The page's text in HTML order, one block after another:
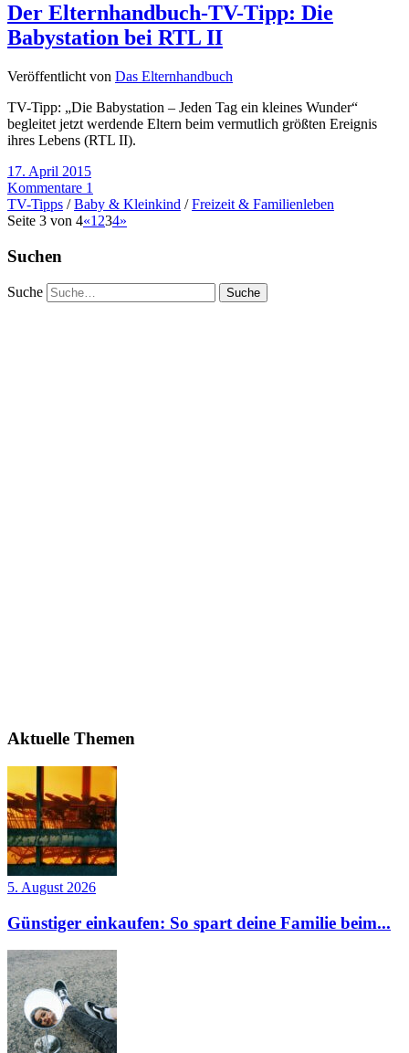
Der Elternhandbuch-TV-Tipp: Die
Babystation bei RTL II
Veröffentlicht von Das Elternhandbuch
TV-Tipp: „Die Babystation – Jeden Tag ein kleines Wunder“
begleitet jetzt werdende Eltern beim vermutlich größten Ereignis
ihres Lebens (RTL II).
17. April 2015
Kommentare 1
TV-Tipps /Baby & Kleinkind /Freizeit & Familienleben
Seite 3 von 4«1 234»
Suchen
Suche
Aktuelle Themen
5. August 2026
Günstiger einkaufen: So spart deine Familie beim...